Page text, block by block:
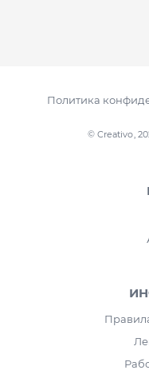
© Creativo,
Политика